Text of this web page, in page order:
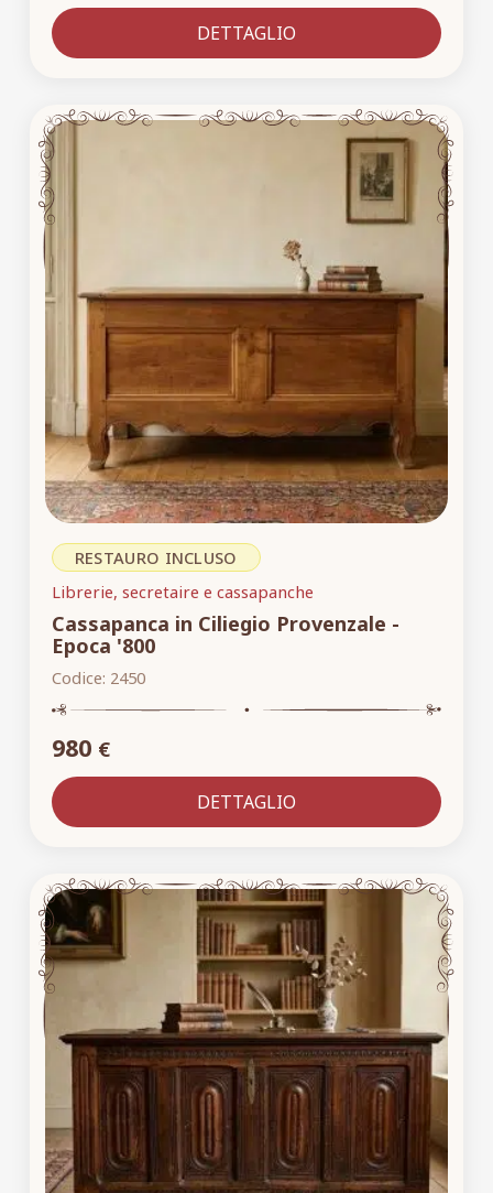
DETTAGLIO
RESTAURO INCLUSO
Librerie, secretaire e cassapanche
Cassapanca in Ciliegio Provenzale -
Epoca '800
Codice: 2450
980 €
DETTAGLIO